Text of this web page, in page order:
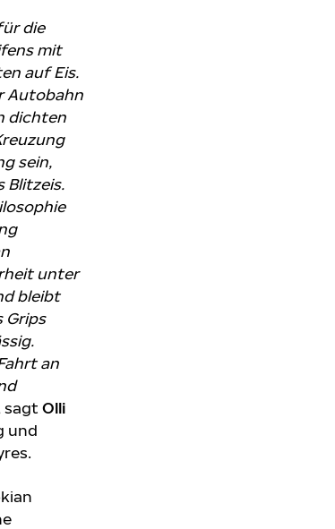
die
mit
auf Eis.
Autobahn
dichten
sein,
Blitzeis.
unter
bleibt
Grips
an
sagt Olli
und